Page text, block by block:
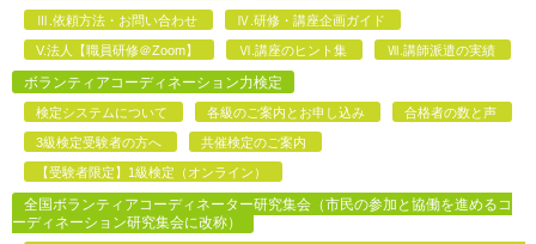
Ⅲ.依頼方法・お問い合わせ Ⅳ.研修・講座企画ガイド
V.法人【職員研修＠Zoom】 Ⅵ.講座のヒント集 Ⅶ.講師派遣の実績
ボランティアコーディネーション力検定
検定システムについて 各級のご案内とお申し込み 合格者の数と声
3級検定受験者の方へ 共催検定のご案内
【受験者限定】1級検定（オンライン）
全国ボランティアコーディネーター研究集会（市民の参加と協働を進めるコ
ーディネーション研究集会に改称）